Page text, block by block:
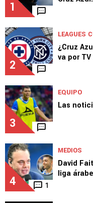
1
2
LEAGUES
¿Cruz
va por
3
EQUIPO
Las
4 1
MEDIOS
David
liga